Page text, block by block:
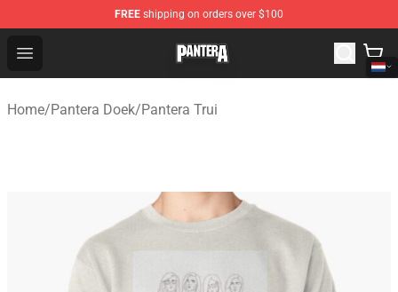
FREE shipping on orders over $100
Open menu
Pantera Store - Official Pantera Merchandise Shop
Home/Pantera Doek/Pantera Trui